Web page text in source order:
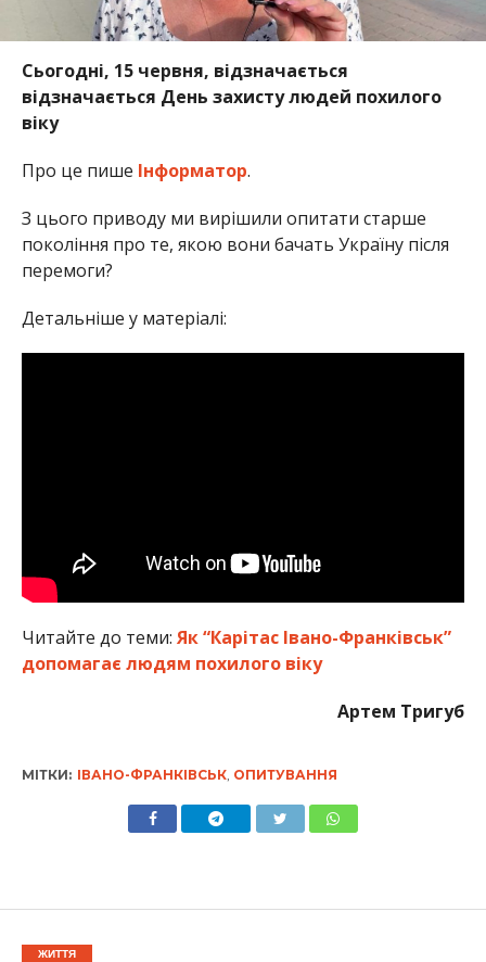
Сьогодні, 15 червня, відзначається
відзначається День захисту людей похилого
віку
Про це пише Інформатор.
З цього приводу ми вирішили опитати старше
покоління про те, якою вони бачать Україну після
перемоги?
Детальніше у матеріалі:
Читайте до теми: Як “Карітас Івано-Франківськ”
допомагає людям похилого віку
Артем Тригуб
МІТКИ: ІВАНО-ФРАНКІВСЬК, ОПИТУВАННЯ
ЖИТТЯ